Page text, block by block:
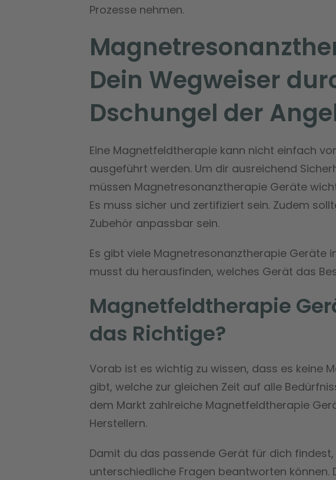
Prozesse nehmen.
Dein Wegweiser
Dschungel der
Eine Magnetfeldtherapie kann nicht einfach
ausgeführt werden. Um dir ausreichend
müssen Magnetresonanztherapie Geräte
Es muss sicher und zertifiziert sein. Zudem
Zubehör anpassbar sein.
Es gibt viele Magnetresonanztherapie Geräte
musst du herausfinden, welches Gerät das
Magnetfeldtherapie
das Richtige?
Vorab ist es wichtig zu wissen, dass es keine
gibt, welche zur gleichen Zeit auf alle
dem Markt zahlreiche Magnetfeldtherapie
Herstellern.
Damit du das passende Gerät für dich
unterschiedliche Fragen beantworten können.